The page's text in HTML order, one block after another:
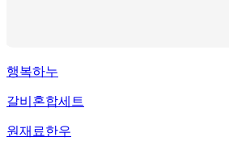
행복하누
갈비혼합세트
원재료한우